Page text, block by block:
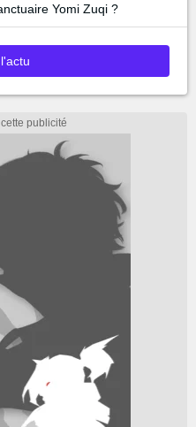
Yomi Zuqi ?